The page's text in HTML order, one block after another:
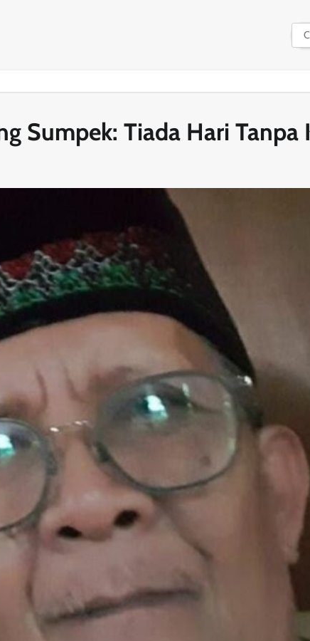
Cari
Sumpek: Tiada Hari Tanpa